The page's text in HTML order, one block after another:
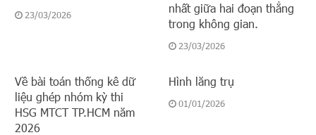
23/03/2026
nhất giữa hai đoạn thẳng
trong không gian.
23/03/2026
Về bài toán thống kê dữ
liệu ghép nhóm kỳ thi
HSG MTCT TP.HCM năm
2026
Hình lăng trụ
01/01/2026